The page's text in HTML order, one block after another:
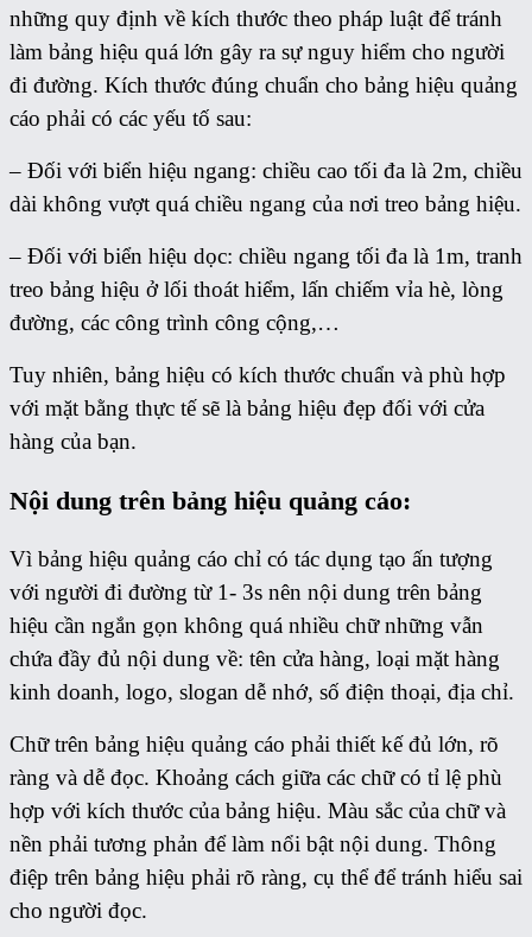
những quy định về kích thước theo pháp luật để tránh
làm bảng hiệu quá lớn gây ra sự nguy hiểm cho người
đi đường. Kích thước đúng chuẩn cho bảng hiệu quảng
cáo phải có các yếu tố sau:
– Đối với biển hiệu ngang: chiều cao tối đa là 2m, chiều
dài không vượt quá chiều ngang của nơi treo bảng hiệu.
– Đối với biển hiệu dọc: chiều ngang tối đa là 1m, tranh
treo bảng hiệu ở lối thoát hiểm, lấn chiếm vỉa hè, lòng
đường, các công trình công cộng,…
Tuy nhiên, bảng hiệu có kích thước chuẩn và phù hợp
với mặt bằng thực tế sẽ là bảng hiệu đẹp đối với cửa
hàng của bạn.
Nội dung trên bảng hiệu quảng cáo:
Vì bảng hiệu quảng cáo chỉ có tác dụng tạo ấn tượng
với người đi đường từ 1- 3s nên nội dung trên bảng
hiệu cần ngắn gọn không quá nhiều chữ những vẫn
chứa đầy đủ nội dung về: tên cửa hàng, loại mặt hàng
kinh doanh, logo, slogan dễ nhớ, số điện thoại, địa chỉ.
Chữ trên bảng hiệu quảng cáo phải thiết kế đủ lớn, rõ
ràng và dễ đọc. Khoảng cách giữa các chữ có tỉ lệ phù
hợp với kích thước của bảng hiệu. Màu sắc của chữ và
nền phải tương phản để làm nổi bật nội dung. Thông
điệp trên bảng hiệu phải rõ ràng, cụ thể để tránh hiểu sai
cho người đọc.